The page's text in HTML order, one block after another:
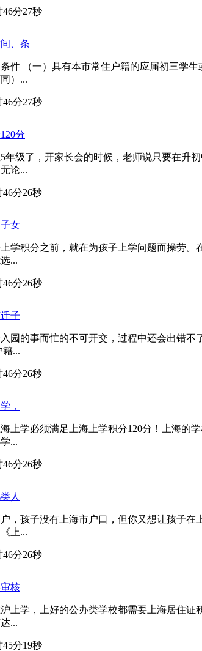
46分27秒
、条
件 （一）具有本市常住户籍的应届初三学
）...
46分27秒
分
年级了，开家长会的时候，老师说只要在升
论...
46分26秒
女
学积分之前，就在为孩子上学问题而操劳
...
46分26秒
子
园的事而忙的不可开交，过程中还会出错
...
46分26秒
，
上学必须满足上海上学积分120分！上海的
...
46分26秒
人
，孩子没有上海市户口，但你又想让孩子
上...
46分26秒
核
上学，上好的公办类学校都需要上海居住
...
45分19秒